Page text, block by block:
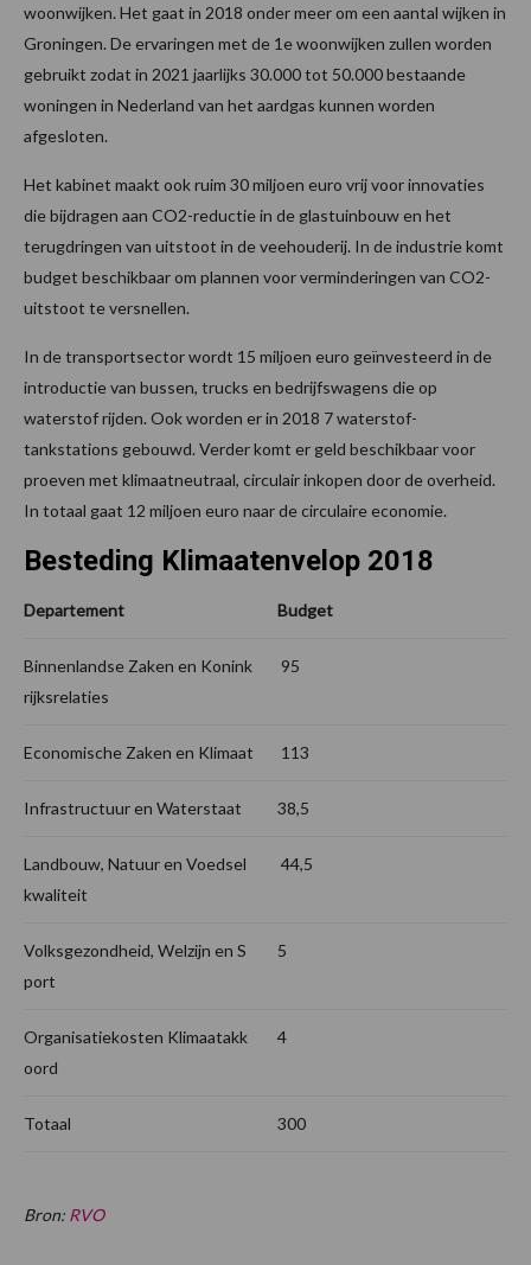
woonwijken. Het gaat in 2018 onder meer om een aantal wijken in
Groningen. De ervaringen met de 1e woonwijken zullen worden
gebruikt zodat in 2021 jaarlijks 30.000 tot 50.000 bestaande
woningen in Nederland van het aardgas kunnen worden
afgesloten.
Het kabinet maakt ook ruim 30 miljoen euro vrij voor innovaties
die bijdragen aan CO2-reductie in de glastuinbouw en het
terugdringen van uitstoot in de veehouderij. In de industrie komt
budget beschikbaar om plannen voor verminderingen van CO2-
uitstoot te versnellen.
In de transportsector wordt 15 miljoen euro geïnvesteerd in de
introductie van bussen, trucks en bedrijfswagens die op
waterstof rijden. Ook worden er in 2018 7 waterstof-
tankstations gebouwd. Verder komt er geld beschikbaar voor
proeven met klimaatneutraal, circulair inkopen door de overheid.
In totaal gaat 12 miljoen euro naar de circulaire economie.
Besteding Klimaatenvelop 2018
Departement Budget
Binnenlandse Zaken en Konink
rijksrelaties
95
Economische Zaken en Klimaat 113
Infrastructuur en Waterstaat 38,5
Landbouw, Natuur en Voedsel
kwaliteit
44,5
Volksgezondheid, Welzijn en S
port
5
Organisatiekosten Klimaatakk
oord
4
Totaal 300
Bron: RVO